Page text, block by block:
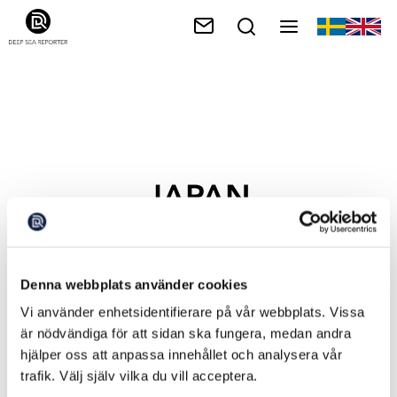
Denna webbplats använder cookies
Vi använder enhetsidentifierare på vår webbplats. Vissa
är nödvändiga för att sidan ska fungera, medan andra
hjälper oss att anpassa innehållet och analysera vår
trafik. Välj själv vilka du vill acceptera.
JAPAN